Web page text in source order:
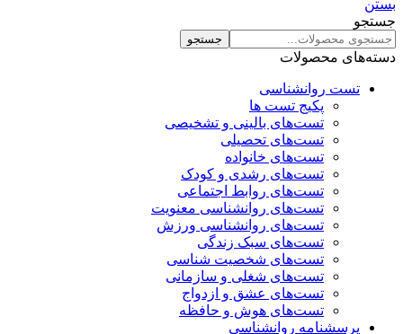
بستن
جستجو
جستجو
دسته‌های محصولات
تست روانشناسی
پکیج تست ها
تست‌های بالینی و تشخیصی
تست‌های تحصیلی
تست‌های خانواده
تست‌های رشدی و کودک
تست‌های روابط اجتماعی
تست‌های روانشناسی معنویت
تست‌های روانشناسی ورزش
تست‌های سبک زندگی
تست‌های شخصیت شناسی
تست‌های شغلی و سازمانی
تست‌های عشق و ازدواج
تست‌های هوش و حافظه
پرسشنامه روانشناسی